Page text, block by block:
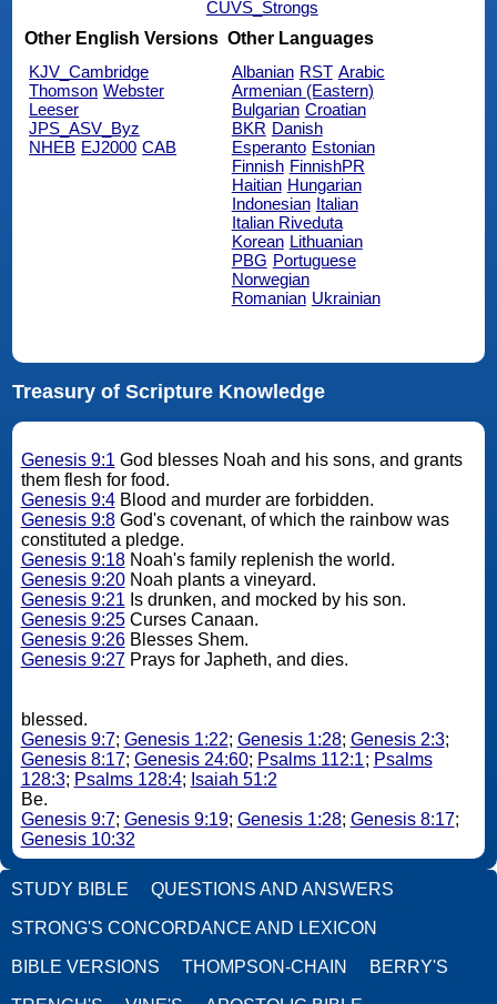
CUVS_Strongs
Other English Versions
KJV_Cambridge
Thomson Webster
Leeser
JPS_ASV_Byz
NHEB EJ2000 CAB
Other Languages
Albanian RST Arabic
Armenian (Eastern)
Bulgarian Croatian
BKR Danish
Esperanto Estonian
Finnish FinnishPR
Haitian Hungarian
Indonesian Italian
Italian Riveduta
Korean Lithuanian
PBG Portuguese
Norwegian
Romanian Ukrainian
Treasury of Scripture Knowledge
Genesis 9:1 God blesses Noah and his sons, and grants
them flesh for food.
Genesis 9:4Blood and murder are forbidden.
Genesis 9:8God's covenant, of which the rainbow was
constituted a pledge.
Genesis 9:18Noah's family replenish the world.
Genesis 9:20Noah plants a vineyard.
Genesis 9:21 Is drunken, and mocked by his son.
Genesis 9:25Curses Canaan.
Genesis 9:26Blesses Shem.
Genesis 9:27Prays for Japheth, and dies.
blessed.
Genesis 9:7; Genesis 1:22; Genesis 1:28; Genesis 2:3;
Genesis 8:17; Genesis 24:60; Psalms 112:1; Psalms
128:3; Psalms 128:4; Isaiah 51:2
Be.
Genesis 9:7; Genesis 9:19; Genesis 1:28; Genesis 8:17;
Genesis 10:32
STUDY BIBLE QUESTIONS AND ANSWERS
STRONG'S CONCORDANCE AND LEXICON
BIBLE VERSIONS THOMPSON-CHAIN BERRY'S